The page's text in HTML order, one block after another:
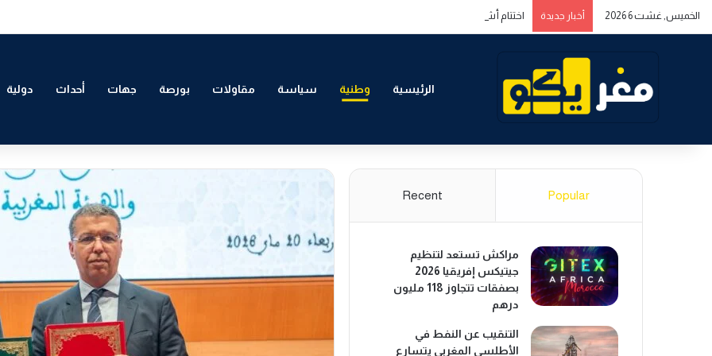
الخميس, غشت 6 2026 أخبار جديدة اختتام أشغال المنتدى المغربي الخليجي حول التمكين الاقتصادي والاجتماعي للشباب بالدار البيضاء
الرئيسية وطنية سياسة مقاولات بورصة جهات أحداث دولية
Popular
Recent
مراكش تستعد لتنظيم
جيتيكس إفريقيا 2026
بصفقات تتجاوز 118 مليون
درهم
التنقيب عن النفط في
الأطلسي المغربي يتسارع